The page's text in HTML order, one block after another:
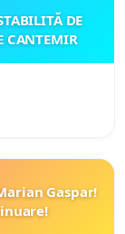
DE
CANTEMIR
Gaspar!